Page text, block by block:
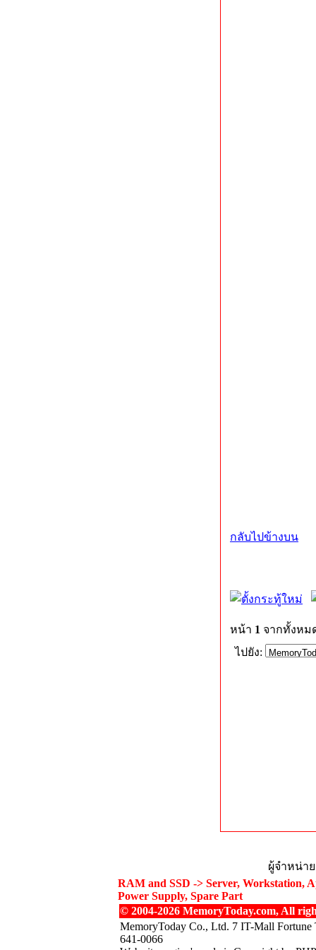
กลับไปข้างบน
หน้า 1 จากทั้งห
ไปยัง:
ผู้จำหน่าย
RAM and SSD -> Server, Workstation,
Power Supply, Spare Part
© 2004-2026 MemoryToday.com, All
MemoryToday Co., Ltd. 7 IT-Mall Fortune
641-0066